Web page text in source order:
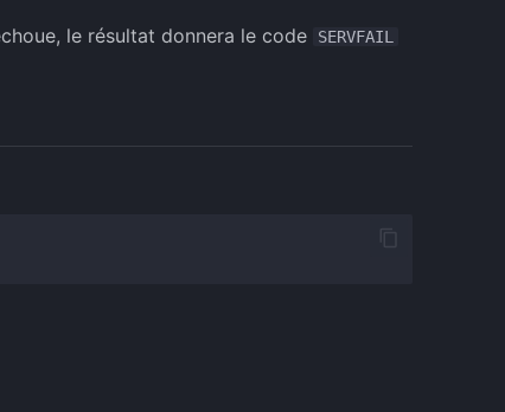
le résultat donnera le code SERVFAIL